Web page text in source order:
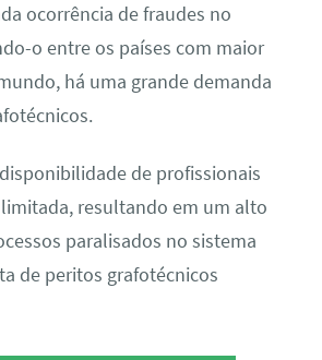
ocorrência de fraudes no
o entre os países com maior
há uma grande demanda
de profissionais
resultando em um alto
paralisados no sistema
de peritos grafotécnicos